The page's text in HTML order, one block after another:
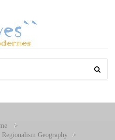
>
Regionalism Geography
>